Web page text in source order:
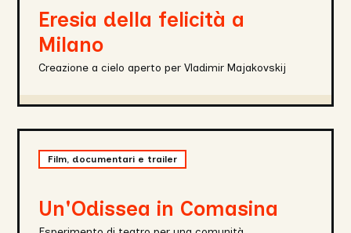
Eresia della felicità a
Milano
Milano
Creazione a cielo aperto per Vladimir Majakovskij
Film, documentari e trailer
Un'Odissea in Comasina
Comasina